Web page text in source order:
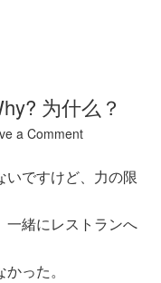
为什么？
a Comment
いですけど、力の限
一緒にレストランへ
った。